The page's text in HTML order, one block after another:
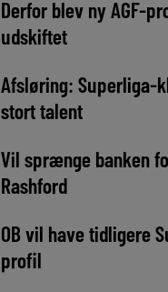
Derfor blev ny AGF-
udskiftet
Afsløring: Superliga-
stort talent
Vil sprænge banken
Rashford
OB vil have tidligere
profil